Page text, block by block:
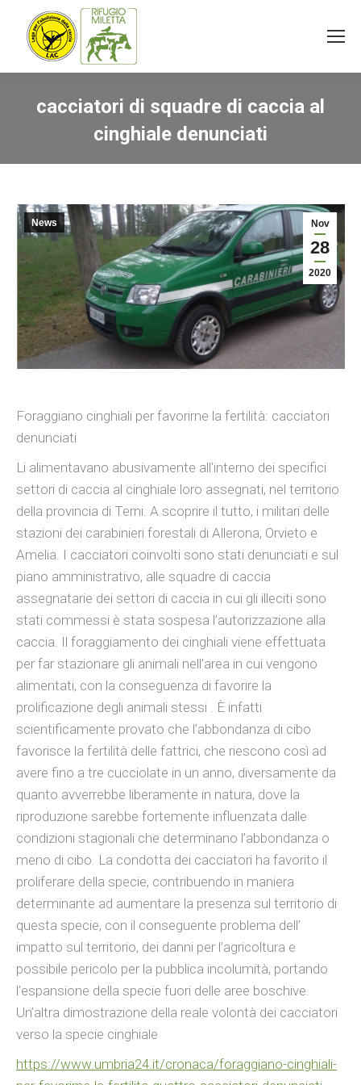
cacciatori di squadre di caccia al
cinghiale denunciati
Nov
28
2020
News
Foraggiano cinghiali per favorirne la fertilità: cacciatori
denunciati
Li alimentavano abusivamente all’interno dei specifici
settori di caccia al cinghiale loro assegnati, nel territorio
della provincia di Terni. A scoprire il tutto, i militari delle
stazioni dei carabinieri forestali di Allerona, Orvieto e
Amelia. I cacciatori coinvolti sono stati denunciati e sul
piano amministrativo, alle squadre di caccia
assegnatarie dei settori di caccia in cui gli illeciti sono
stati commessi è stata sospesa l’autorizzazione alla
caccia. Il foraggiamento dei cinghiali viene effettuata
per far stazionare gli animali nell’area in cui vengono
alimentati, con la conseguenza di favorire la
prolificazione degli animali stessi . È infatti
scientificamente provato che l’abbondanza di cibo
favorisce la fertilità delle fattrici, che riescono così ad
avere fino a tre cucciolate in un anno, diversamente da
quanto avverrebbe liberamente in natura, dove la
riproduzione sarebbe fortemente influenzata dalle
condizioni stagionali che determinano l’abbondanza o
meno di cibo. La condotta dei cacciatori ha favorito il
proliferare della specie, contribuendo in maniera
determinante ad aumentare la presenza sul territorio di
questa specie, con il conseguente problema dell’
impatto sul territorio, dei danni per l’agricoltura e
possibile pericolo per la pubblica incolumità, portando
l’espansione della specie fuori delle aree boschive.
Un’altra dimostrazione della reale volontà dei cacciatori
verso la specie cinghiale
https://www.umbria24.it/cronaca/foraggiano-cinghiali-